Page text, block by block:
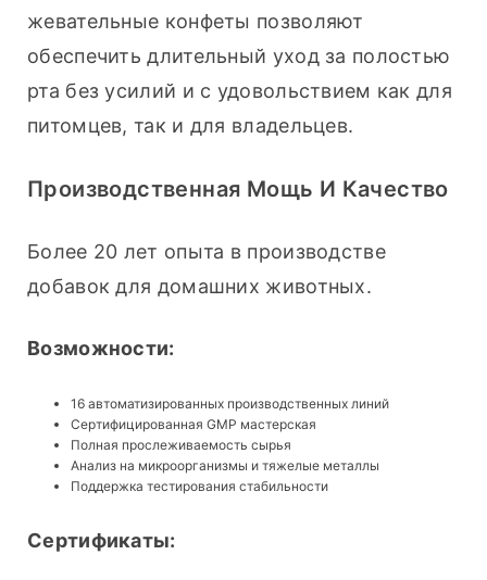
жевательные конфеты позволяют
обеспечить длительный уход за полостью
рта без усилий и с удовольствием как для
питомцев, так и для владельцев.
Производственная Мощь И Качество
Более 20 лет опыта в производстве
добавок для домашних животных.
Возможности:
16 автоматизированных производственных линий
Сертифицированная GMP мастерская
Полная прослеживаемость сырья
Анализ на микроорганизмы и тяжелые металлы
Поддержка тестирования стабильности
Сертификаты: